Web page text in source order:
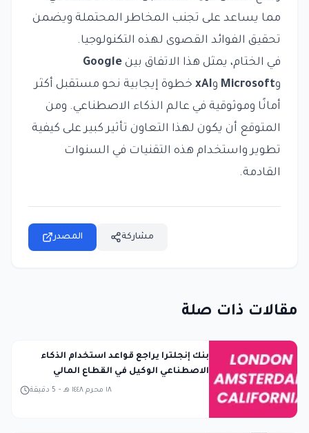
مما يساعد على تجنب المخاطر المحتملة ويضمن
تحقيق الفوائد القصوى لهذه التكنولوجيا.
في الختام، يمثل هذا الاتفاق بين Google
وMicrosoft وxAI خطوة إيجابية نحو مستقبل أكثر
أمانًا وموثوقية في عالم الذكاء الاصطناعي. ومن
المتوقع أن يكون لهذا التعاون تأثير كبير على كيفية
تطوير واستخدام هذه التقنيات في السنوات
القادمة.
المصدر مشاركة
مقالات ذات صلة
بنك إنجلترا يراجع قواعد استخدام الذكاء
الاصطناعي الوكيل في القطاع المالي
5 دقيقة - ١٨ محرم ١٤٤٨ هـ